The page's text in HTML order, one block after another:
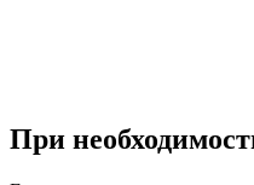
При